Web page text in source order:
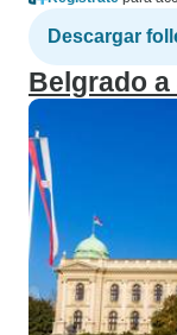
Descargar
Belgrado